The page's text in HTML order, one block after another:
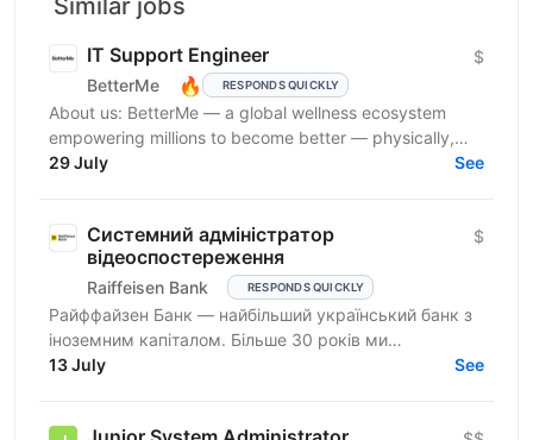
IT Support Engineer
BetterMe 🔥 RESPONDS QUICKLY
$
About us: BetterMe — a global wellness ecosystem
empowering millions to become better — physically,
mentally, and emotionally. We build what makes
29 July See
Системний адміністратор
відеоспостереження
Raiffeisen Bank RESPONDS QUICKLY
$
Райффайзен Банк — найбільший український банк з
іноземним капіталом. Більше 30 років ми
створюємо та вибудовуємо банківську систему
13 July See